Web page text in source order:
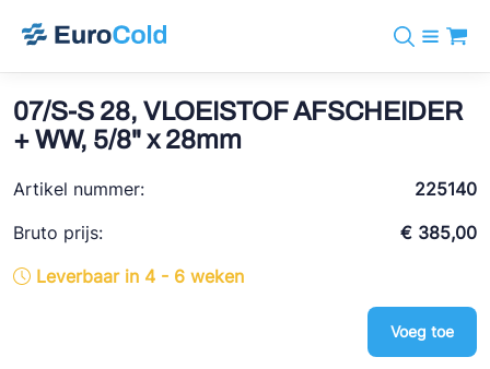
info@eurocold.nl
Merken
BOCK
Koudemiddelen
Diensten
Downloads
Nieuws
Over ons
07/S-S 28, VLOEISTOF AFSCHEIDER
+ WW, 5/8" x 28mm
Artikel nummer:
225140
Bruto prijs:
€ 385,00
Leverbaar in 4 - 6 weken
Voeg toe